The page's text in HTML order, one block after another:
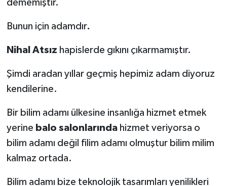
dememiştir.
Bunun için adamdır.
Nihal Atsız hapislerde gıkını çıkarmamıştır.
Şimdi aradan yıllar geçmiş hepimiz adam diyoruz
kendilerine.
Bir bilim adamı ülkesine insanlığa hizmet etmek
yerine balo salonlarındahizmet veriyorsa o
bilim adamı değil filim adamı olmuştur bilim milim
kalmaz ortada.
Bilim adamı bize teknolojik tasarımları yenilikleri